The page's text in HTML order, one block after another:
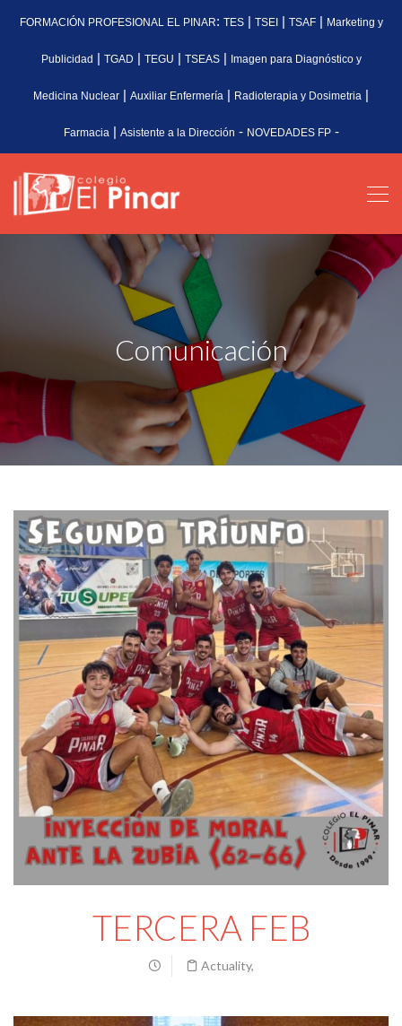
FORMACIÓN PROFESIONAL EL PINAR: TES| TSEI| TSAF| Marketing y
Publicidad | TGAD | TEGU | TSEAS| Imagen para Diagnóstico y
Medicina Nuclear | Auxiliar Enfermería | Radioterapia y Dosimetria |
Farmacia | Asistente a la Dirección - NOVEDADES FP-
Comunicación
TERCERA FEB
Actuality,